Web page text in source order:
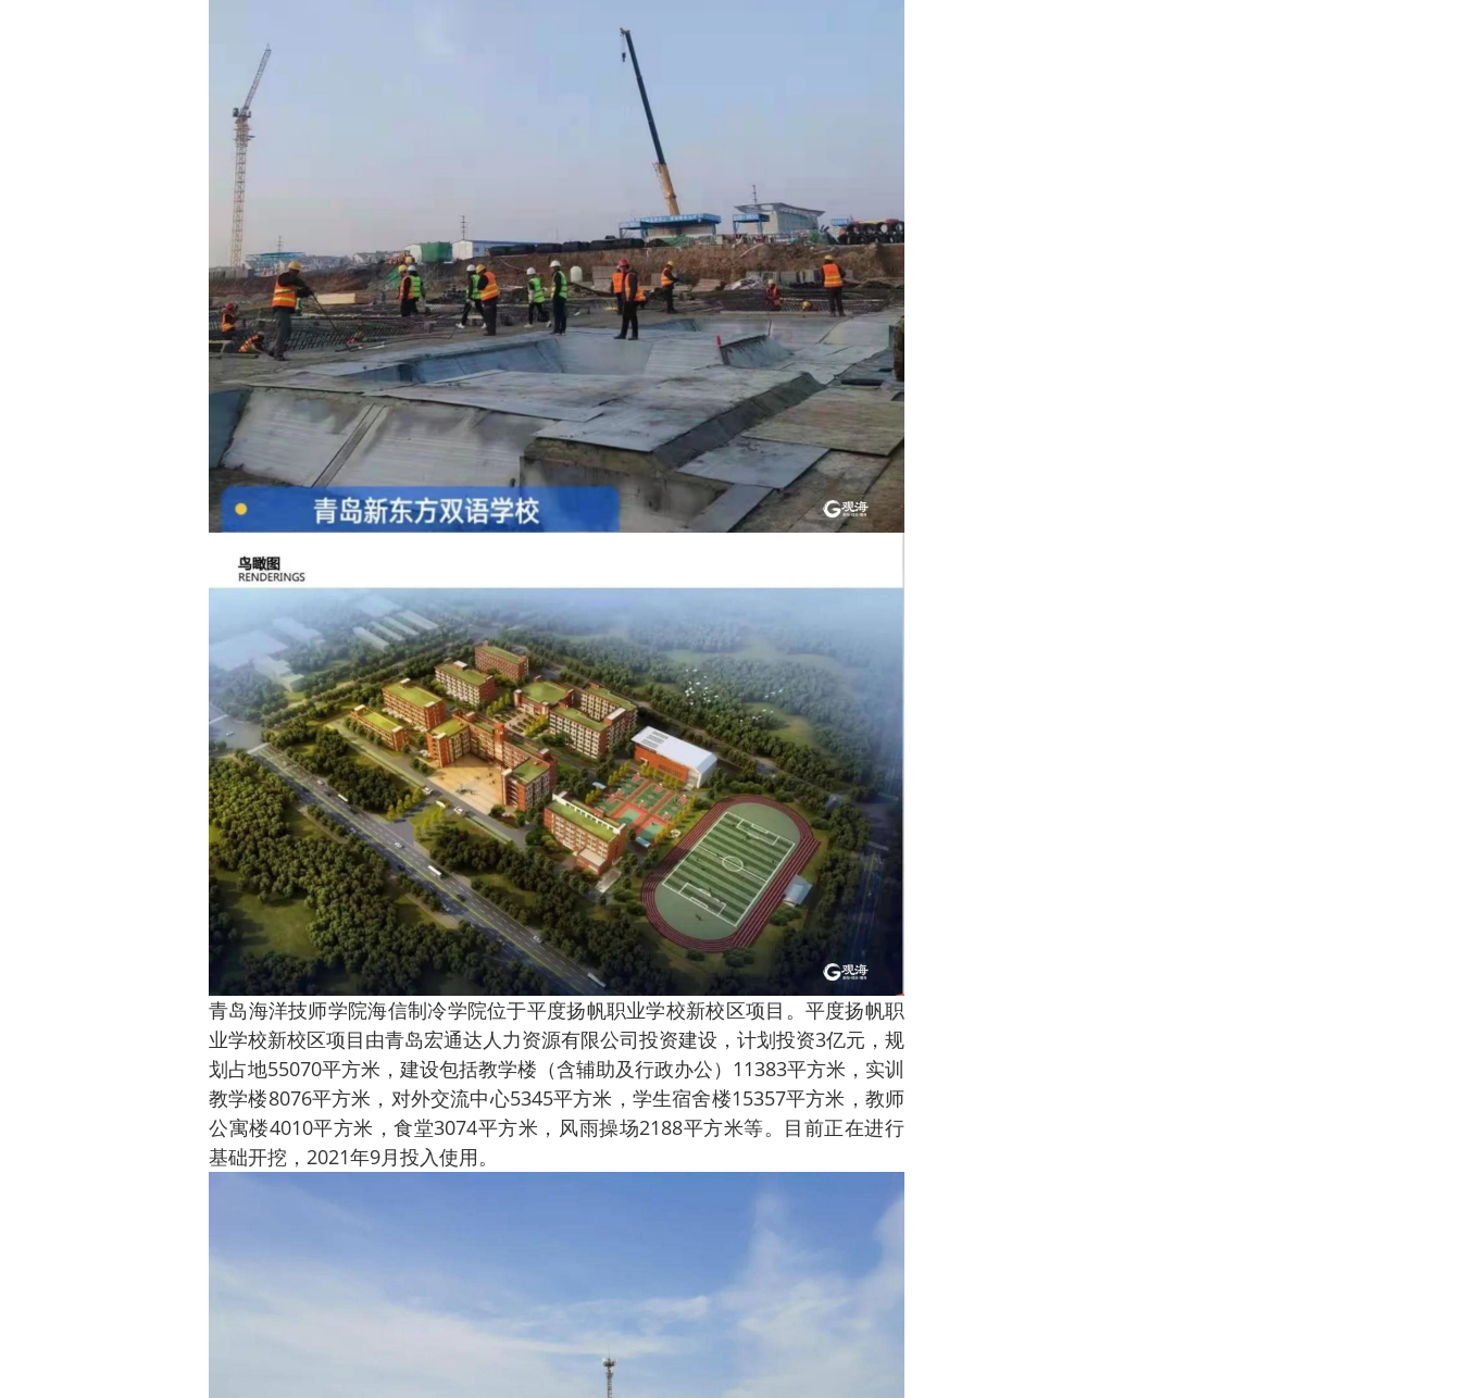
青岛海洋技师学院海信制冷学院位于平度扬帆职业学校新校区项目。 平度扬帆职
业学校新校区项目由青岛宏通达人力资源有限公司投资建设，计划投资3亿元，规
划占地55070平方米，建设包括教学楼（含辅助及行政办公）11383平方米，实训
教学楼8076平方米，对外交流中心5345平方米，学生宿舍楼15357平方米，教师
公寓楼4010平方米，食堂3074平方米，风雨操场2188平方米等。目前正在进行
基础开挖，2021年9月投入使用。